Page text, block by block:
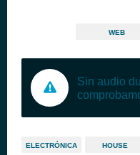
WEB
Sin audio
ELECTRÓNICA HOUSE